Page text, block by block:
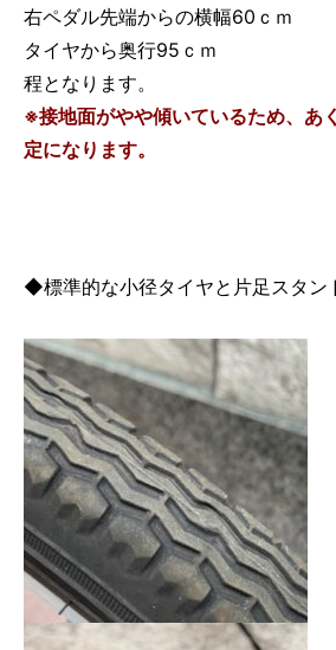
右ペダル先端からの横幅60ｃｍ
タイヤから奥行95ｃｍ
程となります。
※接地面がやや傾いているため、あ
定になります。
◆標準的な小径タイヤと片足スタン